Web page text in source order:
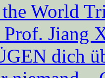
World
Prof. Jiang
dich